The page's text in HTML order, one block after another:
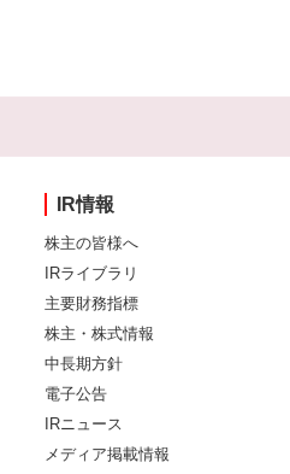
IR情報
株主の皆様へ
IRライブラリ
主要財務指標
株主・株式情報
中長期方針
電子公告
IRニュース
メディア掲載情報